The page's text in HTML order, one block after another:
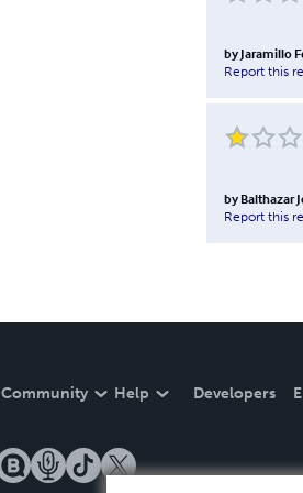
by Jaramillo
Report this
by Balthazar
Report this
Community Help Developers